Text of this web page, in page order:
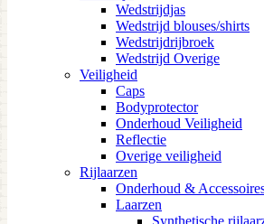
Wedstrijdjas
Wedstrijd blouses/shirts
Wedstrijdrijbroek
Wedstrijd Overige
Veiligheid
Caps
Bodyprotector
Onderhoud Veiligheid
Reflectie
Overige veiligheid
Rijlaarzen
Onderhoud &
Laarzen